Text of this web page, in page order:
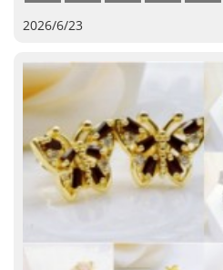
2026/6/23